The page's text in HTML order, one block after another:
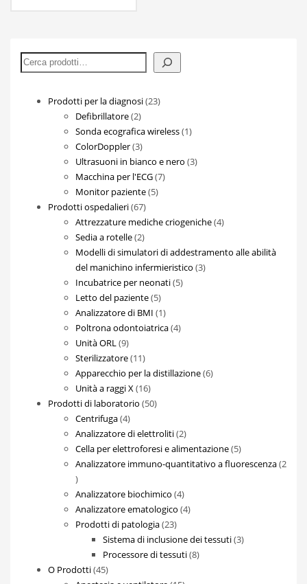
Cerca
Prodotti per la diagnosi 2323
Defibrillatore 22
prodotti
Sonda ecografica wireless 11
ColorDoppler 33
prodotti
Ultrasuoni in bianco e nero 33
Macchina per l'ECG 77
Monitor paziente 55
Prodotti ospedalieri 6767
prodotti
Attrezzature mediche criogeniche 44
Sedia a rotelle 22
prodotti
Modelli di simulatori di addestramento alle abilità
del manichino infermieristico 33
Incubatrice per neonati 55
Letto del paziente 55
prodotti
Analizzatore di BMI 11
prodotto
Poltrona odontoiatrica 44
Unità ORL 99
prodotti
Sterilizzatore 1111
prodotti
Apparecchio per la distillazione 66
Unità a raggi X 1616
prodotti
Prodotti di laboratorio 5050
Centrifuga 44
prodotti
Analizzatore di elettroliti 22
prodotti
Cella per elettroforesi e alimentazione 55
prodotti
Analizzatore immuno-quantitativo a fluorescenza 2
2
prodotti
Analizzatore biochimico 44
prodotti
Analizzatore ematologico 44
Prodotti di patologia 2323
prodotti
Sistema di inclusione dei tessuti 33
Processore di tessuti 88
O Prodotti 4545